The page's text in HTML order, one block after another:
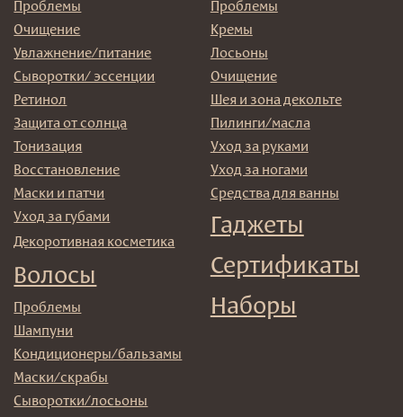
Политика
конфиденциальности
Договор оферта
Реквизиты и контакты
Подписаться
E-mail
→
Отправляя адрес электронной почты вы соглашаетесь
с политикой в отношении обработки персональных